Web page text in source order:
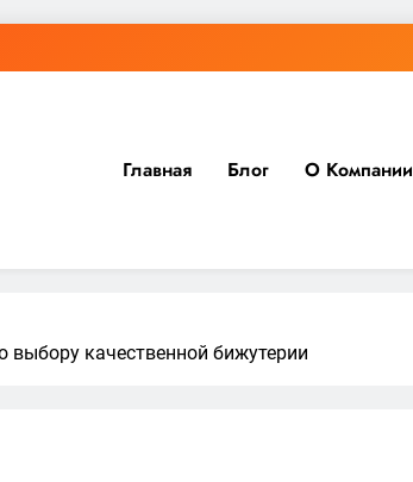
Главная Блог О Компании
выбору качественной бижутерии